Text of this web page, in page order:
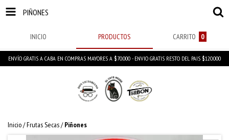
PIÑONES
INICIO PRODUCTOS CARRITO 0
ENVÍO GRATIS A CABA EN COMPRAS MAYORES A $70.000 - ENVIO GRATIS RESTO DEL PAIS $120.000
Inicio/Frutas Secas/ Piñones